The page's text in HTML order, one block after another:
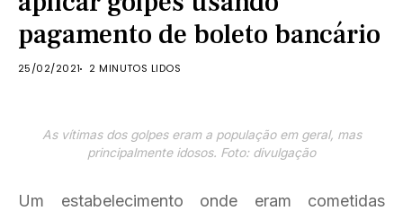
pagamento de boleto bancário
25/02/2021 2 MINUTOS LIDOS
As vítimas dos golpes eram a população em geral, mas
principalmente idosos. Foto: divulgação
Um estabelecimento onde eram cometidas